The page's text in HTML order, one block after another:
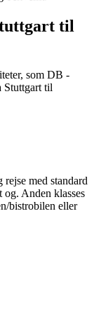
til
som DB -
Stuttgart til
rejse med standard
og. Anden klasses
bistrobilen eller